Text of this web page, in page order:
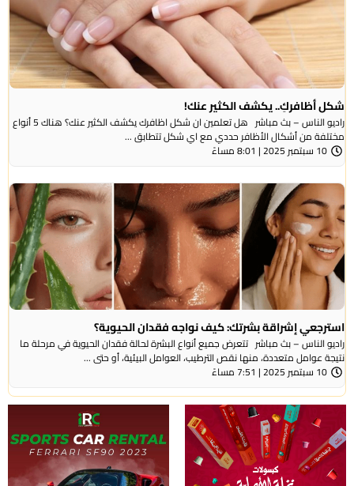
شكل أظافركِ.. يكشف الكثير عنك!
راديو الناس – بث مباشر هل تعلمين ان شكل اظافرك يكشف الكثير عنك؟ هناك 5 أنواع
مختلفة من أشكال الأظافر حددي مع اي شكل تتطابق ...
10 سبتمبر 2025 | 8:01 مساءً
استرجعي إشراقة بشرتك: كيف نواجه فقدان الحيوية؟
راديو الناس – بث مباشر تتعرض جميع أنواع البشرة لحالة فقدان الحيوية في مرحلة ما
نتيجة عوامل متعددة، منها نقص الترطيب، العوامل البيئية، أو حتى ...
10 سبتمبر 2025 | 7:51 مساءً